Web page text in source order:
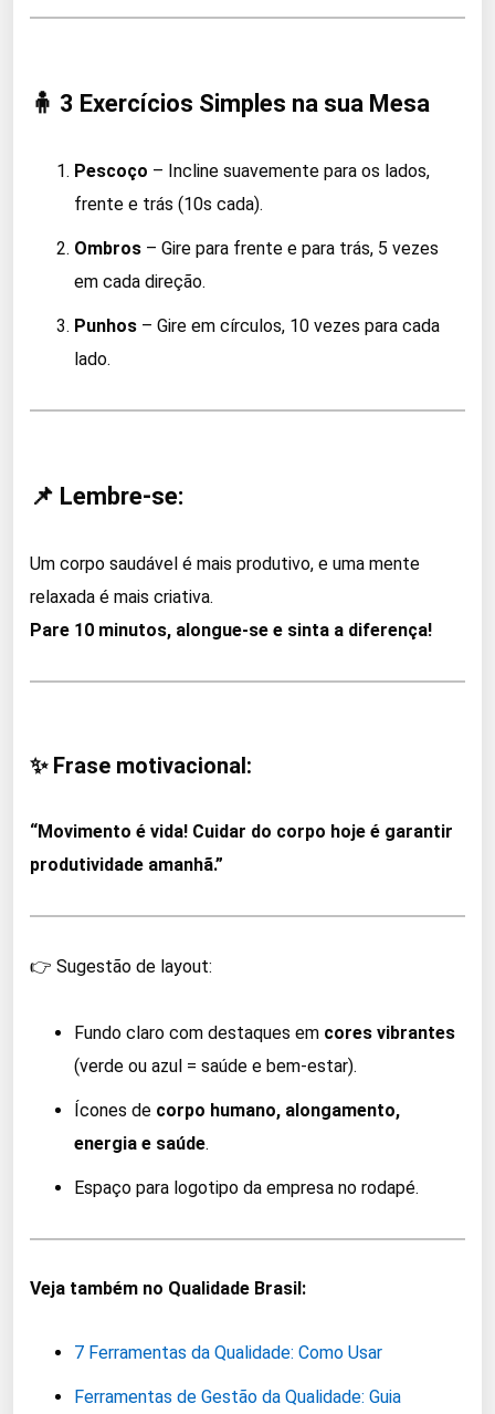
🧍 3 Exercícios Simples na sua Mesa
Pescoço – Incline suavemente para os lados,
frente e trás (10s cada).
Ombros – Gire para frente e para trás, 5 vezes
em cada direção.
Punhos – Gire em círculos, 10 vezes para cada
lado.
📌 Lembre-se:
Um corpo saudável é mais produtivo, e uma mente
relaxada é mais criativa.
Pare 10 minutos, alongue-se e sinta a diferença!
✨ Frase motivacional:
“Movimento é vida! Cuidar do corpo hoje é garantir
produtividade amanhã.”
👉 Sugestão de layout:
Fundo claro com destaques em cores vibrantes
(verde ou azul = saúde e bem-estar).
Ícones de corpo humano, alongamento,
energia e saúde.
Espaço para logotipo da empresa no rodapé.
Veja também no Qualidade Brasil:
7 Ferramentas da Qualidade: Como Usar
Ferramentas de Gestão da Qualidade: Guia